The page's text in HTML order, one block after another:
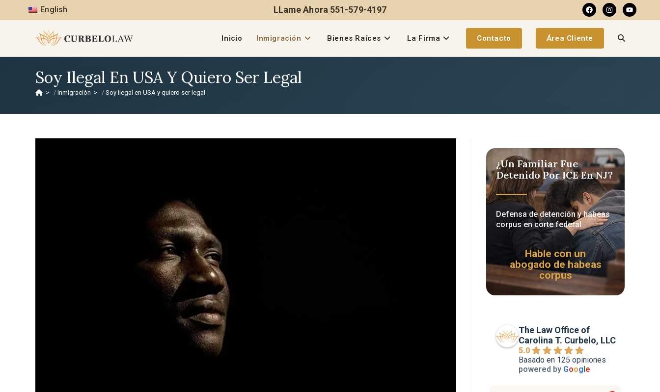
English LLame Ahora 551-579-4197
Inicio Inmigración Bienes Raíces La Firma Contacto Área Cliente
Soy Ilegal En USA Y Quiero Ser Legal
> Inmigración > Soy ilegal en USA y quiero ser legal
¿Un Familiar Fue
Detenido Por ICE En NJ?
Defensa de detención y habeas
corpus en corte federal
Hable con un
abogado de habeas
corpus
The Law Office of
Carolina T. Curbelo, LLC
5.0
Basado en 125 opiniones
powered by Google